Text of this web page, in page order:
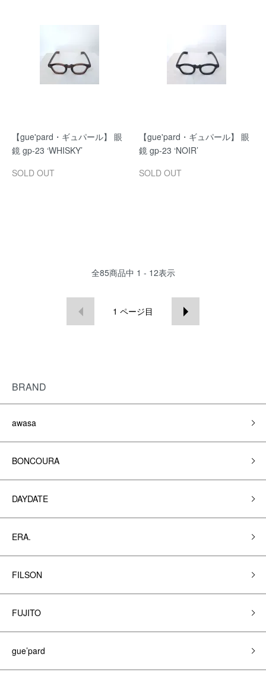
【gue'pard・ギュパール】 眼
鏡 gp-23 ‘WHISKY’
SOLD OUT
【gue'pard・ギュパール】 眼
鏡 gp-23 ‘NOIR’
SOLD OUT
全85商品中 1 - 12表示
1 ページ目
BRAND
awasa
BONCOURA
DAYDATE
ERA.
FILSON
FUJITO
gue’pard